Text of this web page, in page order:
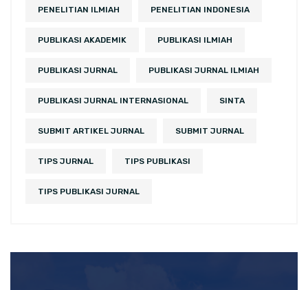
PENELITIAN ILMIAH PENELITIAN INDONESIA
PUBLIKASI AKADEMIK PUBLIKASI ILMIAH
PUBLIKASI JURNAL PUBLIKASI JURNAL ILMIAH
PUBLIKASI JURNAL INTERNASIONAL SINTA
SUBMIT ARTIKEL JURNAL SUBMIT JURNAL
TIPS JURNAL TIPS PUBLIKASI
TIPS PUBLIKASI JURNAL